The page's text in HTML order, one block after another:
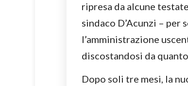
ripresa da alcune
sindaco D’Acunzi – per
l’amministrazione
discostandosi da
Dopo soli tre mesi, la